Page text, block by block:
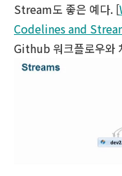
Stream도 좋은 예다. [
Codelines and
Github 워크플로우와